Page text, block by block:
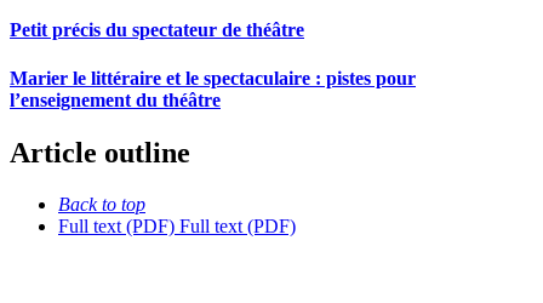
Petit précis du spectateur de théâtre
Marier le littéraire et le spectaculaire : pistes pour
l’enseignement du théâtre
Article outline
Back to top
Full text (PDF) Full text (PDF)